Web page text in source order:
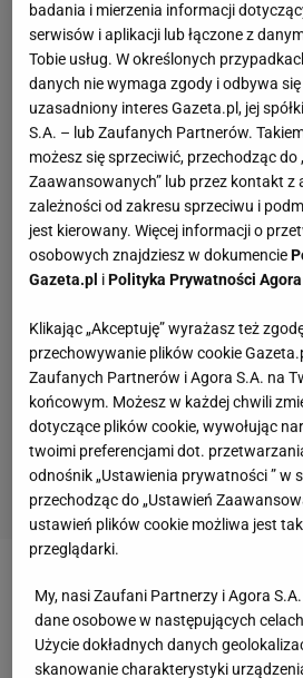
Zobacz wideo"Rankingowa
Świątek". Adam Romer
się polska tenisistka
badania i mierzenia informacji
serwisów i aplikacji lub łączone z
Tobie usług. W określonych
danych nie wymaga zgody i odbywa
uzasadniony interes Gazeta.pl, jej
S.A. – lub Zaufanych Partnerów.
możesz się sprzeciwić, przechodząc do
Zaawansowanych” lub przez kontakt
zależności od zakresu sprzeciwu i
jest kierowany. Więcej informacji o
osobowych znajdziesz w dokumencie
Gazeta.pl iPolityka Prywatności Agora
Klikając „Akceptuję” wyrażasz też
przechowywanie plików cookie
Zaufanych Partnerów i Agora S.A. na
końcowym. Możesz w każdej chwili
dotyczące plików cookie, wywołując
twoimi preferencjami dot.
odnośnik „Ustawienia prywatności ” w
przechodząc do „Ustawień
ustawień plików cookie możliwa jest
przeglądarki.
My, nasi Zaufani Partnerzy i Agora
dane osobowe w następujących
Użycie dokładnych danych
skanowanie charakterystyki